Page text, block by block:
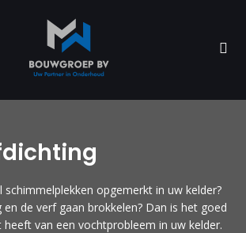
schimmelplekken opgemerkt in uw kelder?
de verf gaan brokkelen? Dan is het goed
van een vochtprobleem in uw kelder.